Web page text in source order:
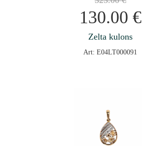
130.00 €
Zelta kulons
Art: E04LT000091